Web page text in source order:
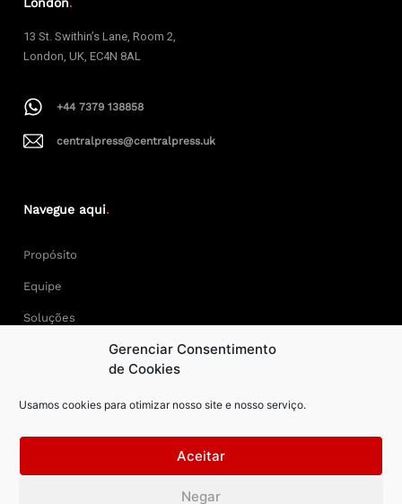
Gerenciar Consentimento
de Cookies
Usamos cookies para otimizar nosso site e nosso serviço.
Aceitar
Negar
13 St. Swithin’s Lane, Room 2,
London, UK, EC4N 8AL
+44 7379 138858
centralpress@centralpress.uk
Navegue aqui.
Propósito
Equipe
Soluções
Central Press – todos os direitos reservados. Developer: